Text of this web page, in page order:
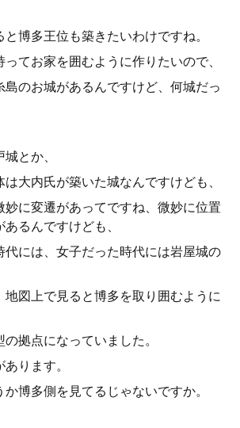
博多王位も築きたいわけですね。
てお家を囲むように作りたいので、
島のお城があるんですけど、何城だっ
とか、
大内氏が築いた城なんですけども、
妙に変遷があってですね、微妙に位置
るんですけども、
代には、女子だった時代には岩屋城の
地図上で見ると博多を取り囲むように
拠点になっていました。
ります。
博多側を見てるじゃないですか。